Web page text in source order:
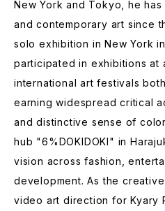
New York and Tokyo, he
and contemporary art since
solo exhibition in New York
participated in exhibitions at
international art festivals
earning widespread critical
and distinctive sense of
hub "6%DOKIDOKI" in
vision across fashion,
development. As the
video art direction for Kyary